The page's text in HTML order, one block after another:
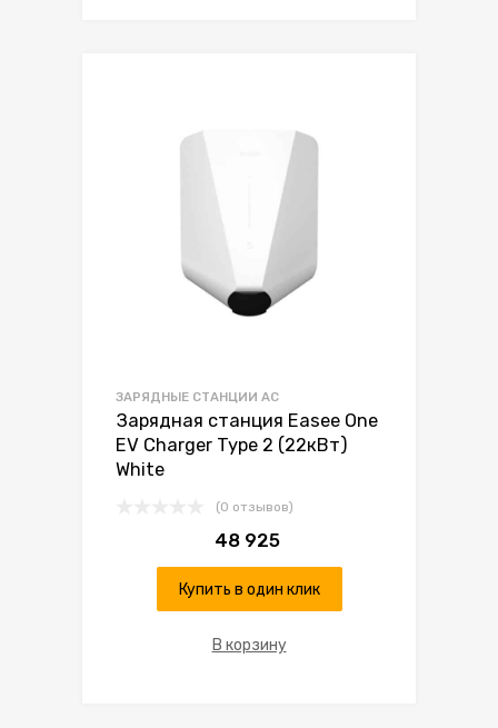
ЗАРЯДНЫЕ СТАНЦИИ AC
Зарядная станция Easee One
EV Charger Type 2 (22кВт)
White
(0 отзывов)
48 925
Купить в один клик
В корзину